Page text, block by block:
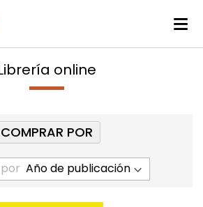
online
COMPRAR POR